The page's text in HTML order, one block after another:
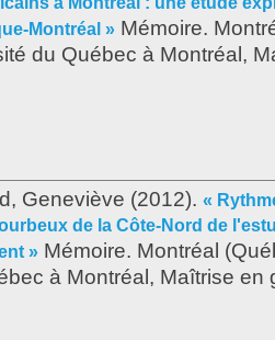
Montréal » Mémoire.
du Québec à Montréal,
Geneviève (2012). «
de la Côte-Nord de
» Mémoire. Montréal
à Montréal, Maîtrise en